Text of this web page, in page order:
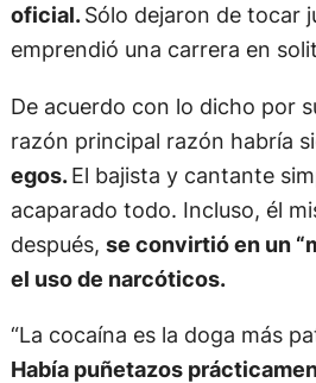
oficial.Sólo dejaron de tocar
emprendió una carrera en
De acuerdo con lo dicho por
razón principal razón habría
egos.El bajista y cantante
acaparado todo. Incluso, él
después, se convirtió en un
el uso de narcóticos.
“La cocaína es la doga más
Había puñetazos